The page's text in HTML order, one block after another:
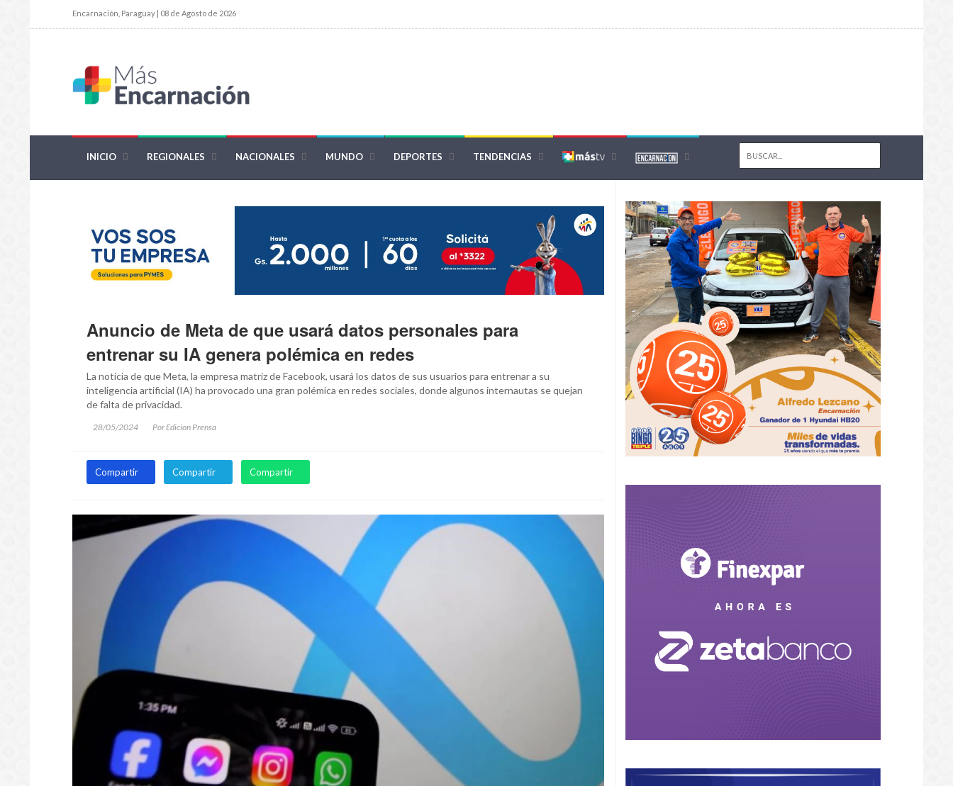
Encarnación, Paraguay | 08 de Agosto de 2026
INICIO REGIONALES NACIONALES MUNDO DEPORTES TENDENCIAS
Anuncio de Meta de que usará datos personales para
entrenar su IA genera polémica en redes
La noticia de que Meta, la empresa matriz de Facebook, usará los datos de sus usuarios para entrenar a su
inteligencia artificial (IA) ha provocado una gran polémica en redes sociales, donde algunos internautas se quejan
de falta de privacidad.
28/05/2024 Por Edicion Prensa
Compartir Compartir Compartir